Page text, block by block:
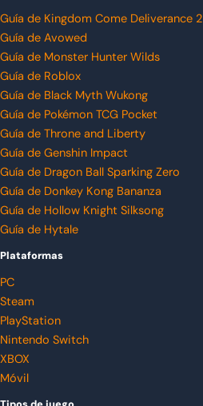
Guía de Kingdom Come Deliverance 2
Guía de Avowed
Guía de Monster Hunter Wilds
Guía de Roblox
Guía de Black Myth Wukong
Guía de Pokémon TCG Pocket
Guía de Throne and Liberty
Guía de Genshin Impact
Guía de Dragon Ball Sparking Zero
Guía de Donkey Kong Bananza
Guía de Hollow Knight Silksong
Guía de Hytale
Plataformas
PC
Steam
PlayStation
Nintendo Switch
XBOX
Móvil